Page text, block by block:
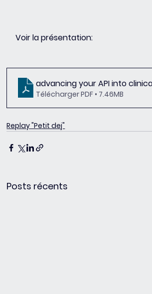
Voir la présentation:
advancing your API into
Télécharger PDF • 7.46MB
Replay "Petit dej"
Posts récents